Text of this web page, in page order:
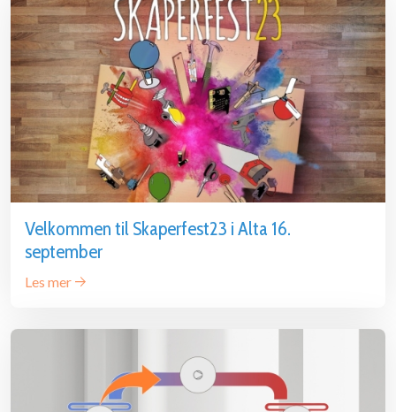
Velkommen til Skaperfest23 i Alta 16.
september
Les mer